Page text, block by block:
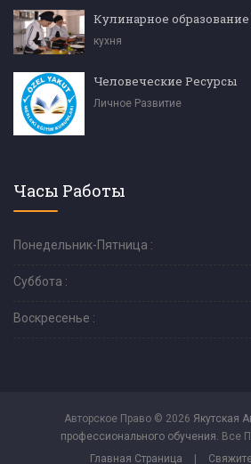
кухня
Человеческие Ресурсы
Личное Развитие
Часы Работы
Понедельник-Пятница :
Суббота :
Воскресенье :
Авторское Право © 2026 Якутская
профессионального обучения. Все
Главная Страница
|